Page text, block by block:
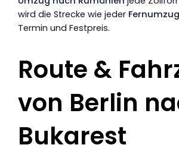
wird die Strecke wie jeder Fernumzug
Termin und Festpreis.
Route &
von Berlin
Bukarest